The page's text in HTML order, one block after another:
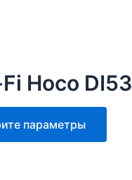
Hoco
параметры
товар